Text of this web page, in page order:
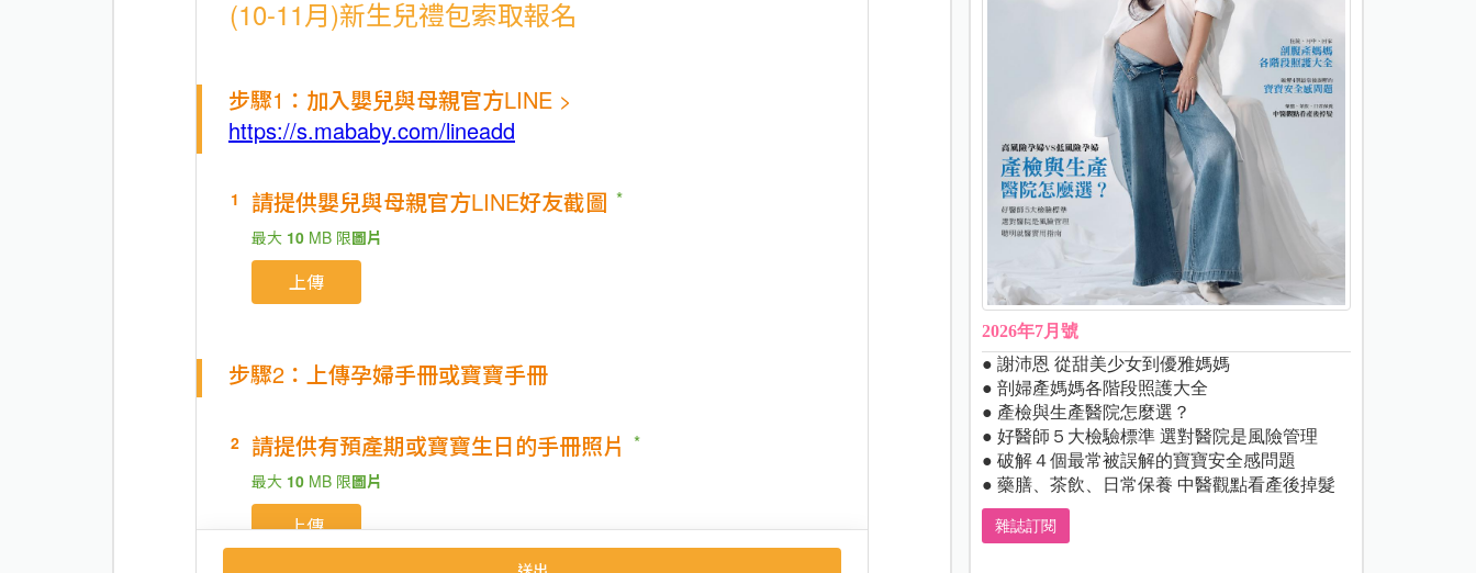
2026年7月號
● 謝沛恩 從甜美少女到優雅媽媽
● 剖婦產媽媽各階段照護大全
● 產檢與生產醫院怎麼選？
● 好醫師５大檢驗標準 選對醫院是風險管理
● 破解４個最常被誤解的寶寶安全感問題
● 藥膳、茶飲、日常保養 中醫觀點看產後掉髮
雜誌訂閱